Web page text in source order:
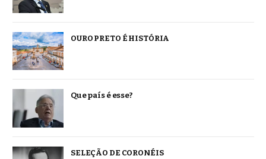
OURO PRETO É HISTÓRIA
Que país é esse?
SELEÇÃO DE CORONÉIS